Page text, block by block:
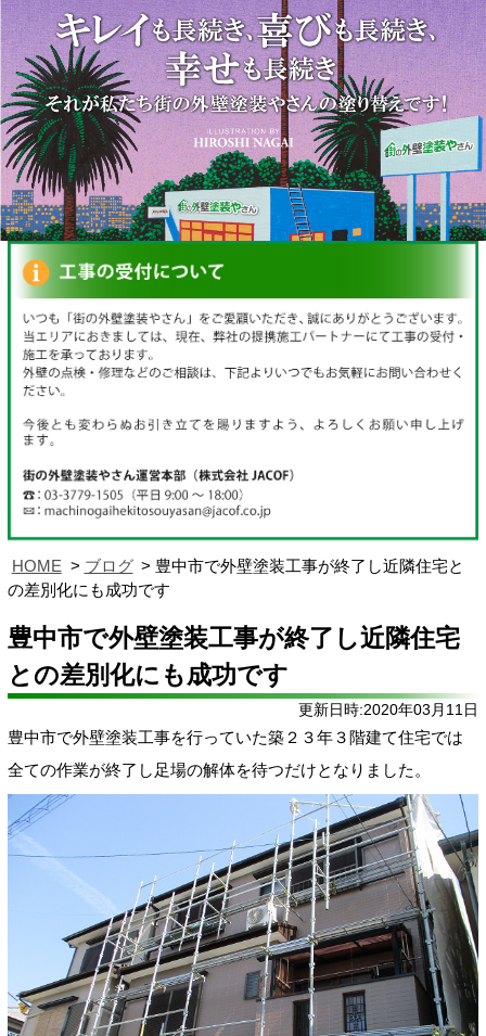
HOME ブログ
豊中市で外壁塗装工事が終了し近隣住宅と
の差別化にも成功です
豊中市で外壁塗装工事が終了し近隣住宅
との差別化にも成功です
更新日時:2020年03月11日
豊中市で外壁塗装工事を行っていた築２３年３階建て住宅では
全ての作業が終了し足場の解体を待つだけとなりました。